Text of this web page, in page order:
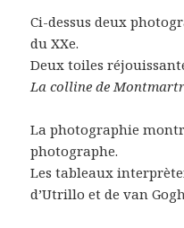
Ci-dessus deux
du XXe.
Deux toiles
La colline de
La photographie
photographe.
Les tableaux
d’Utrillo et de van